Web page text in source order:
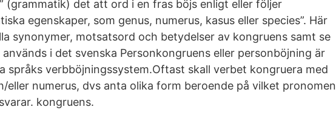
(grammatik) det att ord i en fras böjs enligt eller följer
egenskaper, som genus, numerus, kasus eller species”. Här
synonymer, motsatsord och betydelser av kongruens samt se
i det svenska Personkongruens eller personböjning är
språks verbböjningssystem.Oftast skall verbet kongruera med
eller numerus, dvs anta olika form beroende på vilket pronomen
kongruens.